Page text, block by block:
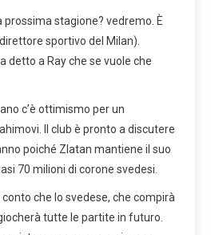
prossima stagione? vedremo. È
sportivo del Milan).
detto a Ray che se vuole che
c’è ottimismo per un
Il club è pronto a discutere
poiché Zlatan mantiene il suo
70 milioni di corone svedesi.
conto che lo svedese, che compirà
tutte le partite in futuro.